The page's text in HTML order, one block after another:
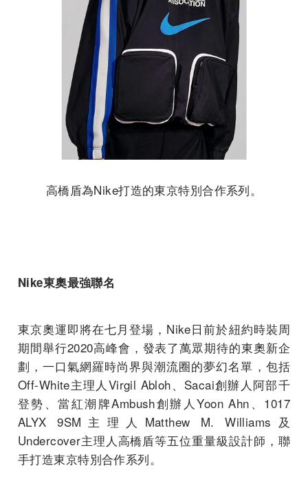
高橋盾為Nike打造的東京特別合作系列。
Nike東奧最強聯名
東京奧運即將在七月登場，Nike日前於紐約時裝周
期間舉行2020高峰會，發表了萬眾期待的東奧新企
劃，一口氣網羅時尚界與潮流圈的夢幻名單，包括
Off-White主理人Virgil Abloh、Sacai創辦人阿部千
登勢、當紅潮牌Ambush創辦人Yoon Ahn、1017
ALYX 9SM主理人Matthew M. Williams及
Undercover主理人高橋盾等五位重量級設計師，聯
手打造東京特別合作系列。